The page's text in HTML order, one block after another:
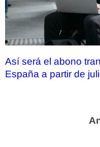
Así será el abono
España a partir de